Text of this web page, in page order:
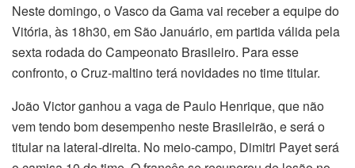
Neste domingo, o Vasco da Gama vai receber a equipe do
Vitória, às 18h30, em São Januário, em partida válida pela
sexta rodada do Campeonato Brasileiro. Para esse
confronto, o Cruz-maltino terá novidades no time titular.
João Victor ganhou a vaga de Paulo Henrique, que não
vem tendo bom desempenho neste Brasileirão, e será o
titular na lateral-direita. No meio-campo, Dimitri Payet será